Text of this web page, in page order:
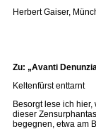
Herbert Gaiser,
Zu: „Avanti
Keltenfürst enttarnt
Besorgt lese ich
dieser
begegnen, etwa am